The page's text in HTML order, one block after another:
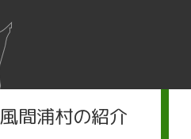
風間浦村の紹介